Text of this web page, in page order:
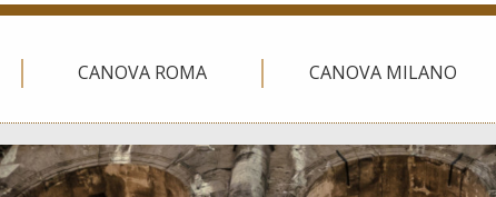
CANOVA ROMA CANOVA MILANO